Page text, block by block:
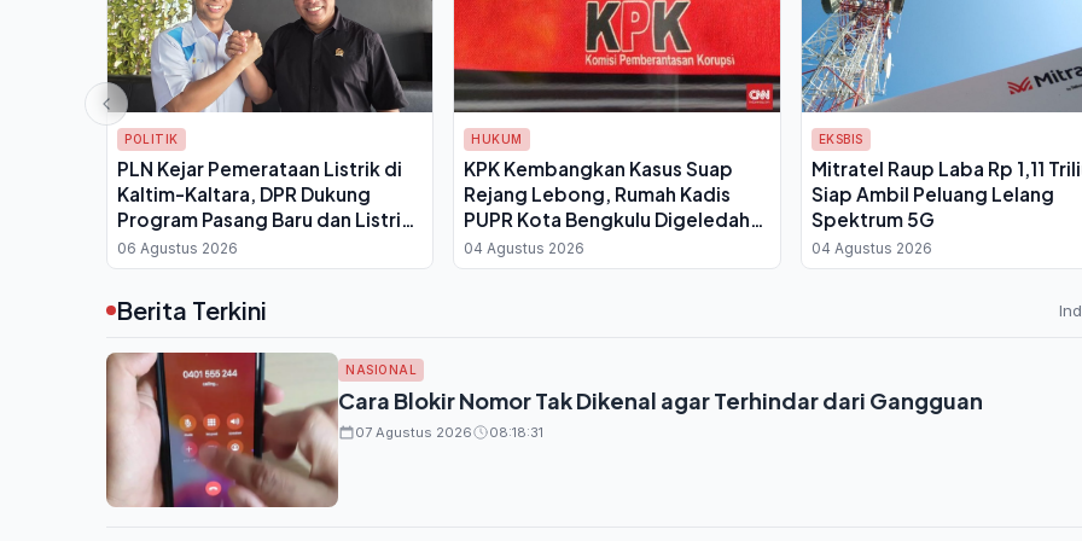
POLITIK
PLN Kejar Pemerataan Listrik di
Kaltim-Kaltara, DPR Dukung
Program Pasang Baru dan Listrik
Desa
06 Agustus 2026
HUKUM
KPK Kembangkan Kasus Suap
Rejang Lebong, Rumah Kadis
PUPR Kota Bengkulu Digeledah
dan Disita Rp 4 Miliar
04 Agustus 2026
EKSBIS
Mitratel Raup Laba Rp 1,11
Siap Ambil Peluang Lelang
Spektrum 5G
04 Agustus 2026
Berita Terkini
NASIONAL
Cara Blokir Nomor Tak Dikenal agar Terhindar dari Gangguan
07 Agustus 2026 08:18:31